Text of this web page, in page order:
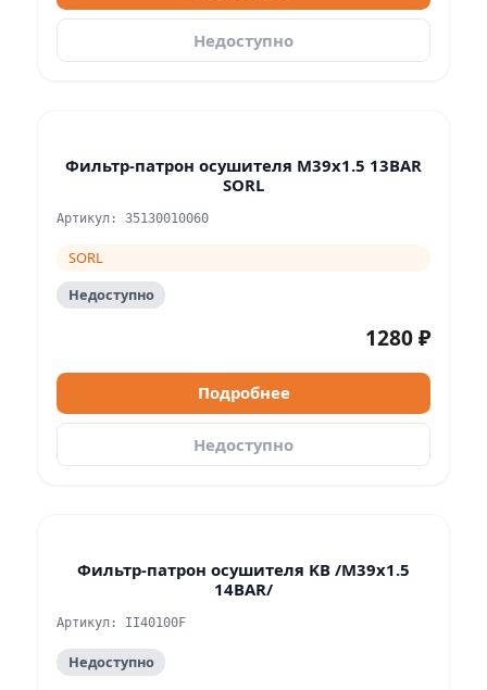
Недоступно
Фильтр-патрон осушителя M39x1.5 13BAR
SORL
Артикул: 35130010060
SORL
Недоступно
1280 ₽
Подробнее
Недоступно
Фильтр-патрон осушителя KB /M39x1.5
14BAR/
Артикул: II40100F
Недоступно